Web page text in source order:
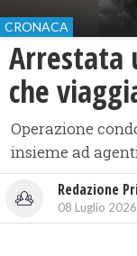
CRONACA
Arrestata
che
Operazione
insieme ad
Redazione
08 Luglio